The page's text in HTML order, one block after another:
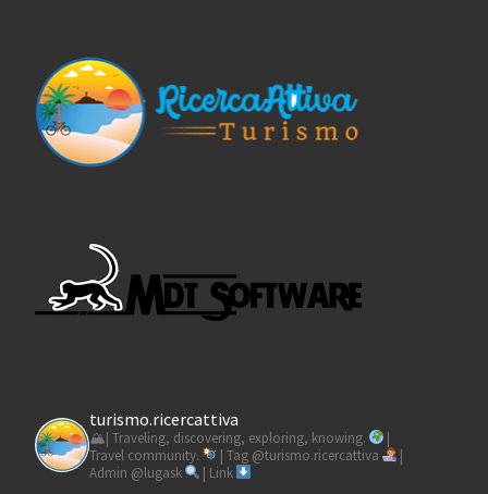
turismo.ricercattiva
🏔| Traveling, discovering, exploring, knowing.
|
Travel community.
| Tag @turismo.ricercattiva
|
Admin @lugask
| Link